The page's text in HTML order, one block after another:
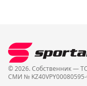
© 2026. Собственник —
СМИ №